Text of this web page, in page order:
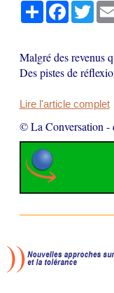
PartagerFacebook
Malgré des revenus
Des pistes de
Lire l'article complet
© La Conversation -